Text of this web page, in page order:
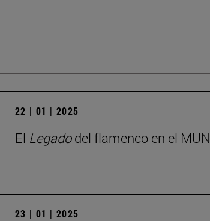
22 | 01 | 2025
El Legadodel flamenco en el MUN
23 | 01 | 2025